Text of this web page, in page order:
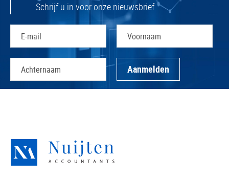
Schrijf u in voor onze nieuwsbrief